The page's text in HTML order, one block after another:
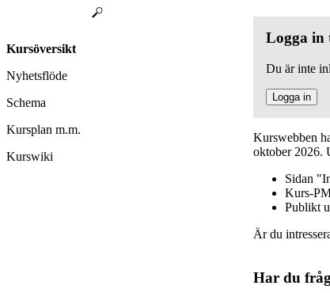
Logga in
Du är inte
Logga in
Kurswebben
oktober 2026.
Sidan
Kurs-
Publikt
Är du
Har du
Kursöversikt
Nyhetsflöde
Schema
Kursplan m.m.
Kurswiki